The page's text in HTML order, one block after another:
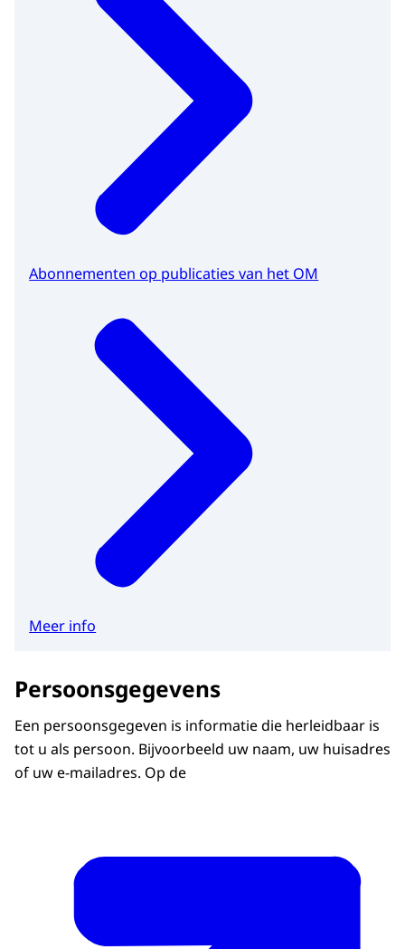
Abonnementen op publicaties van het OM
Meer info
Persoonsgegevens
Een persoonsgegeven is informatie die herleidbaar is
tot u als persoon. Bijvoorbeeld uw naam, uw huisadres
of uw e-mailadres. Op de